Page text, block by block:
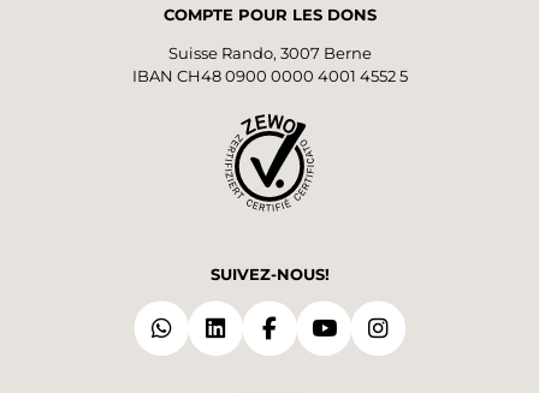
COMPTE POUR LES DONS
Suisse Rando, 3007 Berne
IBAN CH48 0900 0000 4001 4552 5
SUIVEZ-NOUS!